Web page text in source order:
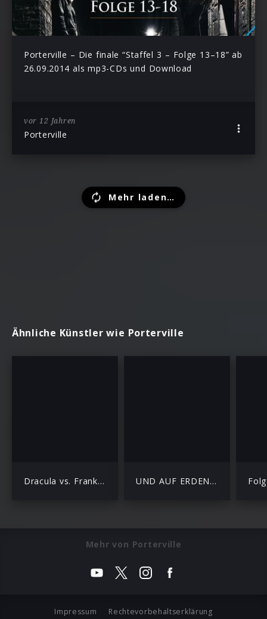
Porterville – Die finale “Staffel 3 – Folge 13–18” ab
26.09.2014 als mp3-CDs und Download
vor 12 Jahren
Porterville
Mehr laden…
Ähnliche Künstler wie Porterville
Dracula vs. Frankenstein UND AUF ERDEN STILLE
Mehr von Porterville
Impressum Rechtevorbehaltserklärung